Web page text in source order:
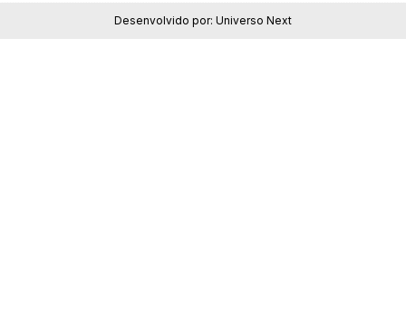
Desenvolvido por: Universo Next